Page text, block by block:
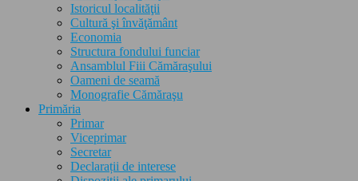
Istoricul localităţii
Cultură şi învăţământ
Economia
Structura fondului funciar
Ansamblul Fiii Cămăraşului
Oameni de seamă
Monografie Cămăraşu
Primăria
Primar
Viceprimar
Secretar
Declarații de interese